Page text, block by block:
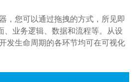
您可以通过拖拽的方式，所见即
、业务逻辑、数据和流程等。从设
发生命周期的各环节均可在可视化